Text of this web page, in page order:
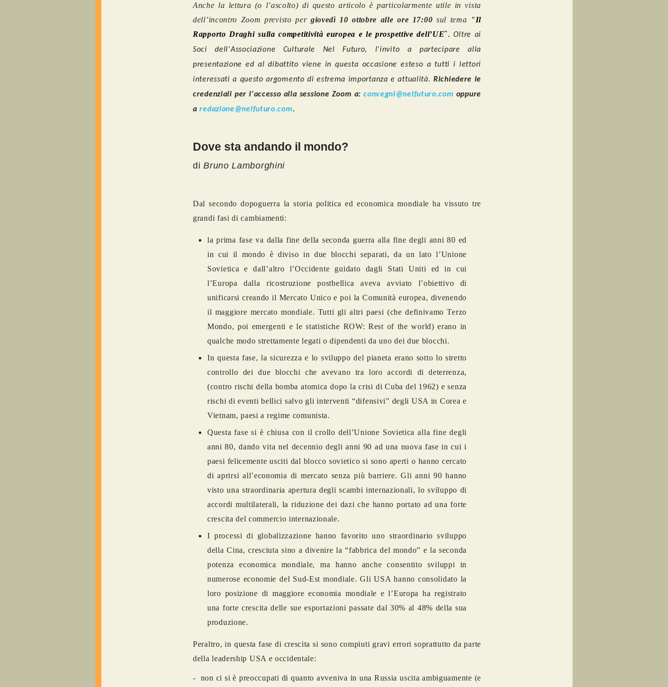
Anche la lettura (o l’ascolto) di questo articolo è particolarmente utile in vista
dell’incontro Zoom previsto per giovedì 10 ottobre alle ore 17:00 sul tema "Il
Rapporto Draghi sulla competitività europea e le prospettive dell’UE".Oltre ai
Soci dell'Associazione Culturale Nel Futuro, l'invito a partecipare alla
presentazione ed al dibattito viene in questa occasione esteso a tutti i lettori
interessati a questo argomento di estrema importanza e attualità.Richiedere le
credenziali per l'accesso alla sessione Zoom a:convegni@nelfuturo.com oppure
aredazione@nelfuturo.com.
Dove sta andando il mondo?
diBruno Lamborghini
Dal secondo dopoguerra la storia politica ed economica mondiale ha vissuto tre
grandi fasi di cambiamenti:
la prima fase va dalla fine della seconda guerra alla fine degli anni 80 ed
in cui il mondo è diviso in due blocchi separati, da un lato l’Unione
Sovietica e dall’altro l’Occidente guidato dagli Stati Uniti ed in cui
l’Europa dalla ricostruzione postbellica aveva avviato l’obiettivo di
unificarsi creando il Mercato Unico e poi la Comunità europea, divenendo
il maggiore mercato mondiale. Tutti gli altri paesi (che definivamo Terzo
Mondo, poi emergenti e le statistiche ROW: Rest of the world) erano in
qualche modo strettamente legati o dipendenti da uno dei due blocchi.
In questa fase, la sicurezza e lo sviluppo del pianeta erano sotto lo stretto
controllo dei due blocchi che avevano tra loro accordi di deterrenza,
(contro rischi della bomba atomica dopo la crisi di Cuba del 1962) e senza
rischi di eventi bellici salvo gli interventi “difensivi” degli USA in Corea e
Vietnam, paesi a regime comunista.
Questa fase si è chiusa con il crollo dell’Unione Sovietica alla fine degli
anni 80, dando vita nel decennio degli anni 90 ad una nuova fase in cui i
paesi felicemente usciti dal blocco sovietico si sono aperti o hanno cercato
di aprirsi all’economia di mercato senza più barriere. Gli anni 90 hanno
visto una straordinaria apertura degli scambi internazionali, lo sviluppo di
accordi multilaterali, la riduzione dei dazi che hanno portato ad una forte
crescita del commercio internazionale.
I processi di globalizzazione hanno favorito uno straordinario sviluppo
della Cina, cresciuta sino a divenire la “fabbrica del mondo” e la seconda
potenza economica mondiale, ma hanno anche consentito sviluppi in
numerose economie del Sud-Est mondiale. Gli USA hanno consolidato la
loro posizione di maggiore economia mondiale e l’Europa ha registrato
una forte crescita delle sue esportazioni passate dal 30% al 48% della sua
produzione.
Peraltro, in questa fase di crescita si sono compiuti gravi errori soprattutto da parte
della leadership USA e occidentale:
- non ci si è preoccupati di quanto avveniva in una Russia uscita ambiguamente (e